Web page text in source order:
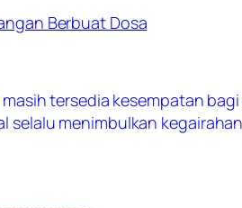
Berbuat Dosa
tersedia kesempatan
selalu menimbulkan